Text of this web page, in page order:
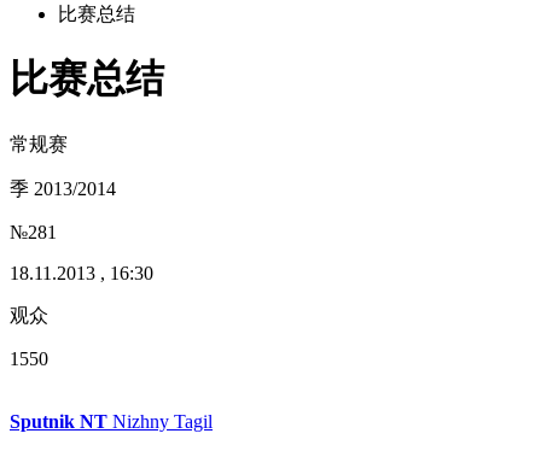
比赛总结
比赛总结
常规赛
季 2013/2014
№281
18.11.2013 , 16:30
观众
1550
Sputnik NT Nizhny Tagil